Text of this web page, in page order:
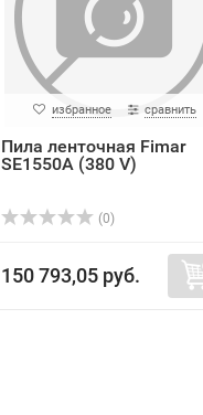
избранное сравнить
Пила ленточная Fimar
SE1550A (380 V)
(0)
150 793,05 руб.